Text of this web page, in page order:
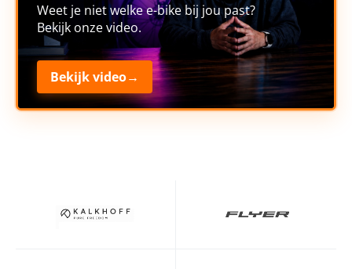
Weet je niet welke e-bike bij jou past?
Bekijk onze video.
Bekijk video→